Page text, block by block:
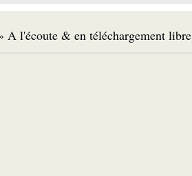
A l'écoute & en téléchargement